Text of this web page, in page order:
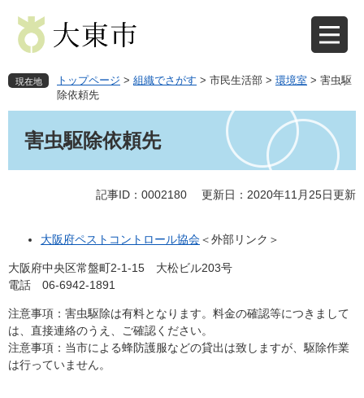
先
で
を
ば
現在地 トップページ > 組織でさがす > 市民生活部 > 環境室 > 害虫駆
除依頼先
害虫駆除依頼先
記事ID：0002180 更新日：2020年11月25日更新
大阪府ペストコントロール協会＜外部リンク＞
大阪府中央区常盤町2-1-15 大松ビル203号
電話 06-6942-1891
注意事項：害虫駆除は有料となります。料金の確認等につきまして
は、直接連絡のうえ、ご確認ください。
注意事項：当市による蜂防護服などの貸出は致しますが、駆除作業
は行っていません。